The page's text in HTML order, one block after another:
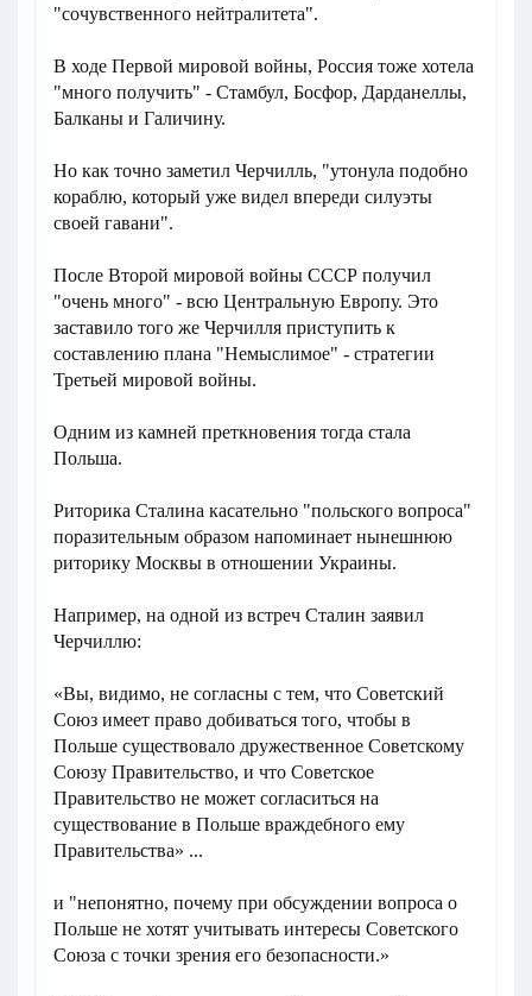
"сочувственного нейтралитета".
В ходе Первой мировой войны, Россия тоже хотела
"много получить" - Стамбул, Босфор, Дарданеллы,
Балканы и Галичину.
Но как точно заметил Черчилль, "утонула подобно
кораблю, который уже видел впереди силуэты
своей гавани".
После Второй мировой войны СССР получил
"очень много" - всю Центральную Европу. Это
заставило того же Черчилля приступить к
составлению плана "Немыслимое" - стратегии
Третьей мировой войны.
Одним из камней преткновения тогда стала
Польша.
Риторика Сталина касательно "польского вопроса"
поразительным образом напоминает нынешнюю
риторику Москвы в отношении Украины.
Например, на одной из встреч Сталин заявил
Черчиллю:
«Вы, видимо, не согласны с тем, что Советский
Союз имеет право добиваться того, чтобы в
Польше существовало дружественное Советскому
Союзу Правительство, и что Советское
Правительство не может согласиться на
существование в Польше враждебного ему
Правительства» ...
и "непонятно, почему при обсуждении вопроса о
Польше не хотят учитывать интересы Советского
Союза с точки зрения его безопасности.»